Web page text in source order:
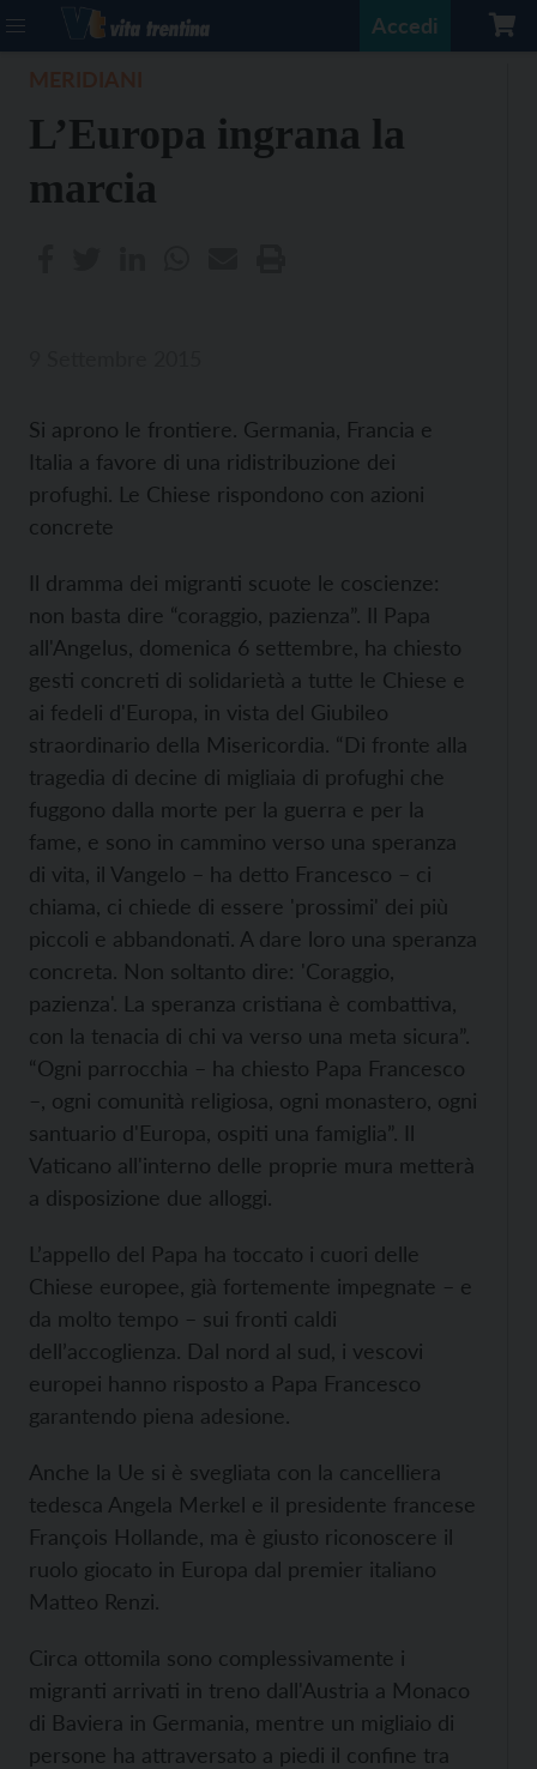
Accedi
L’Europa ingrana la
marcia
Si aprono le frontiere. Germania, Francia e
Italia a favore di una ridistribuzione dei
profughi. Le Chiese rispondono con azioni
concrete
Il dramma dei migranti scuote le coscienze:
non basta dire “coraggio, pazienza”. Il Papa
all'Angelus, domenica 6 settembre, ha chiesto
gesti concreti di solidarietà a tutte le Chiese e
ai fedeli d'Europa, in vista del Giubileo
straordinario della Misericordia. “Di fronte alla
tragedia di decine di migliaia di profughi che
fuggono dalla morte per la guerra e per la
fame, e sono in cammino verso una speranza
di vita, il Vangelo – ha detto Francesco – ci
chiama, ci chiede di essere 'prossimi' dei più
piccoli e abbandonati. A dare loro una speranza
concreta. Non soltanto dire: 'Coraggio,
pazienza'. La speranza cristiana è combattiva,
con la tenacia di chi va verso una meta sicura”.
“Ogni parrocchia – ha chiesto Papa Francesco
–, ogni comunità religiosa, ogni monastero, ogni
santuario d'Europa, ospiti una famiglia”. Il
Vaticano all'interno delle proprie mura metterà
a disposizione due alloggi.
L’appello del Papa ha toccato i cuori delle
Chiese europee, già fortemente impegnate – e
da molto tempo – sui fronti caldi
dell’accoglienza. Dal nord al sud, i vescovi
europei hanno risposto a Papa Francesco
garantendo piena adesione.
Anche la Ue si è svegliata con la cancelliera
tedesca Angela Merkel e il presidente francese
François Hollande, ma è giusto riconoscere il
ruolo giocato in Europa dal premier italiano
Matteo Renzi.
Circa ottomila sono complessivamente i
migranti arrivati in treno dall'Austria a Monaco
di Baviera in Germania, mentre un migliaio di
persone ha attraversato a piedi il confine tra